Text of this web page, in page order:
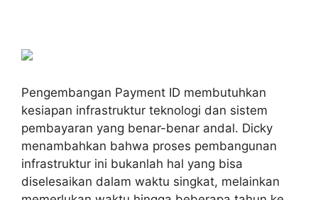
Pengembangan Payment ID membutuhkan
kesiapan infrastruktur teknologi dan sistem
pembayaran yang benar-benar andal. Dicky
menambahkan bahwa proses pembangunan
infrastruktur ini bukanlah hal yang bisa
diselesaikan dalam waktu singkat, melainkan